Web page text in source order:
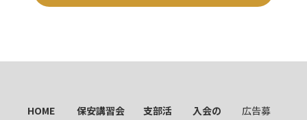
HOME 保安講習会
支部活
入会の
広告募